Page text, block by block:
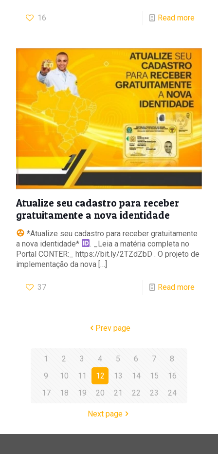
16 Read more
Atualize seu cadastro para receber
gratuitamente a nova identidade
*Atualize seu cadastro para receber gratuitamente
a nova identidade*
. _Leia a matéria completa no
Portal CONTER:_ https://bit.ly/2TZdZbD . O projeto de
implementação da nova […]
37 Read more
Prev page
1 2 3 4 5 6 7
8
9
10 11 12 13 14 15
16
17
18 19 20 21 22 23 24
Next page